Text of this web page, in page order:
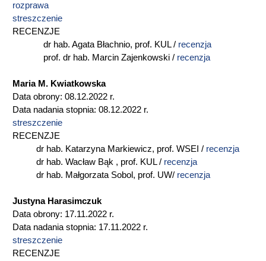
rozprawa
streszczenie
RECENZJE
dr hab. Agata Błachnio, prof. KUL / recenzja
prof. dr hab. Marcin Zajenkowski / recenzja
Maria M. Kwiatkowska
Data obrony: 08.12.2022 r.
Data nadania stopnia: 08.12.2022 r.
streszczenie
RECENZJE
dr hab. Katarzyna Markiewicz, prof. WSEI / recenzja
dr hab. Wacław Bąk , prof. KUL / recenzja
dr hab. Małgorzata Sobol, prof. UW/ recenzja
Justyna Harasimczuk
Data obrony: 17.11.2022 r.
Data nadania stopnia: 17.11.2022 r.
streszczenie
RECENZJE